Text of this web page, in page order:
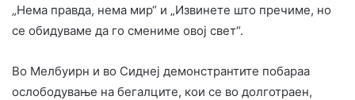
„Нема правда, нема мир“ и „Извинете што пречиме, но
се обидуваме да го смениме овој свет“.
Во Мелбуирн и во Сиднеј демонстрантите побараа
ослободување на бегалците, кои се во долготраен,